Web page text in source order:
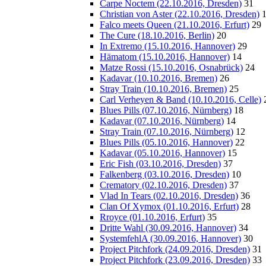
Carpe Noctem (22.10.2016, Dresden) 31
Christian von Aster (22.10.2016, Dresden)
Falco meets Queen (21.10.2016, Erfurt) 29
The Cure (18.10.2016, Berlin) 20
In Extremo (15.10.2016, Hannover) 29
Hämatom (15.10.2016, Hannover) 14
Matze Rossi (15.10.2016, Osnabrück) 24
Kadavar (10.10.2016, Bremen) 26
Stray Train (10.10.2016, Bremen) 25
Carl Verheyen & Band (10.10.2016, Celle)
Blues Pills (07.10.2016, Nürnberg) 18
Kadavar (07.10.2016, Nürnberg) 14
Stray Train (07.10.2016, Nürnberg) 12
Blues Pills (05.10.2016, Hannover) 22
Kadavar (05.10.2016, Hannover) 15
Eric Fish (03.10.2016, Dresden) 37
Falkenberg (03.10.2016, Dresden) 10
Crematory (02.10.2016, Dresden) 37
Vlad In Tears (02.10.2016, Dresden) 36
Clan Of Xymox (01.10.2016, Erfurt) 28
Rroyce (01.10.2016, Erfurt) 35
Dritte Wahl (30.09.2016, Hannover) 34
SystemfehlA (30.09.2016, Hannover) 30
Project Pitchfork (24.09.2016, Dresden) 31
Project Pitchfork (23.09.2016, Dresden) 33